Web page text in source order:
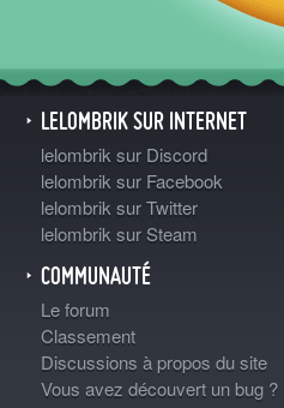
LELOMBRIK SUR INTERNET
lelombrik sur Discord
lelombrik sur Facebook
lelombrik sur Twitter
lelombrik sur Steam
COMMUNAUTÉ
Le forum
Classement
Discussions à propos du site
Vous avez découvert un bug ?